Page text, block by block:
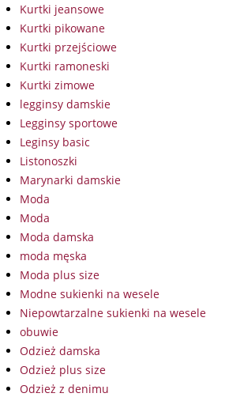
Kurtki jeansowe
Kurtki pikowane
Kurtki przejściowe
Kurtki ramoneski
Kurtki zimowe
legginsy damskie
Legginsy sportowe
Leginsy basic
Listonoszki
Marynarki damskie
Moda
Moda
Moda damska
moda męska
Moda plus size
Modne sukienki na wesele
Niepowtarzalne sukienki na wesele
obuwie
Odzież damska
Odzież plus size
Odzież z denimu